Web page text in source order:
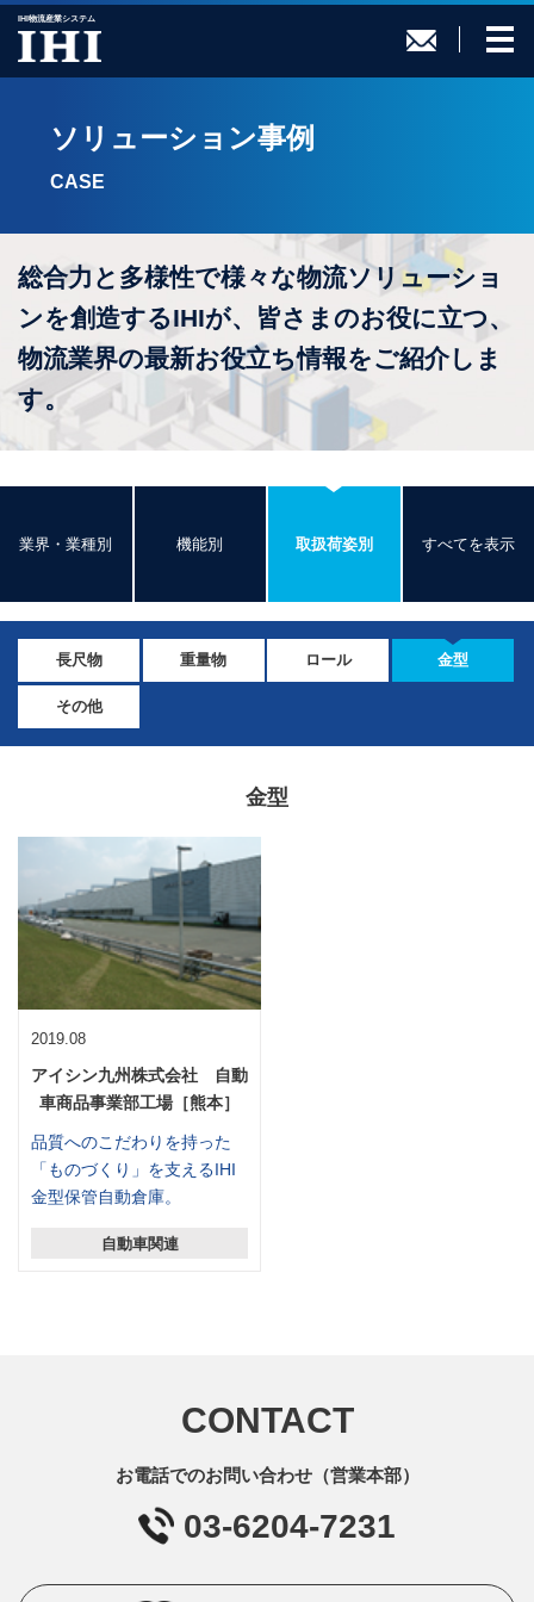
ソリューション事例
CASE
総合力と多様性で様々な物流ソリューショ
ンを創造するIHIが、 皆さまのお役に立つ、
物流業界の最新お役立ち情報をご紹介しま
す。
業界・業種別 機能別 取扱荷姿別 すべてを表示
長尺物 重量物 ロール 金型
その他
金型
2019.08
アイシン九州株式会社 自動
車商品事業部工場［熊本］
品質へのこだわりを持った
「ものづくり」を支えるIHI
金型保管自動倉庫。
自動車関連
CONTACT
お電話でのお問い合わせ（営業本部）
03-6204-7231
IHI物流産業システム